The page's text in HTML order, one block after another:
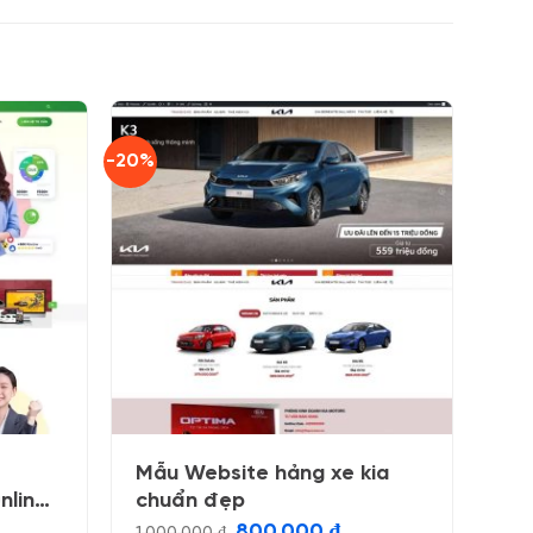
-20%
Mẫu Website hảng xe kia
chuẩn đẹp
Giá
Giá